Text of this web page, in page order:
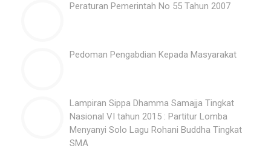
Peraturan Pemerintah No 55 Tahun 2007
Pedoman Pengabdian Kepada Masyarakat
Lampiran Sippa Dhamma Samajja Tingkat
Nasional VI tahun 2015 : Partitur Lomba
Menyanyi Solo Lagu Rohani Buddha Tingkat
SMA